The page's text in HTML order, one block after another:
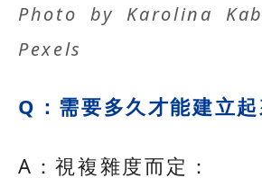
Photo by Karolina
Pexels
Q：需要多久才能建立起
A：視複雜度而定：